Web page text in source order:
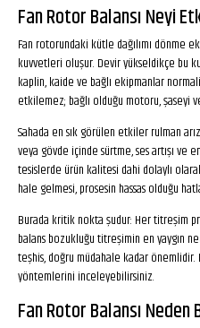
Fan Rotor Balansı Neyi
Fan rotorundaki kütle dağılımı dönme
kuvvetleri oluşur. Devir yükseldikçe bu
kaplin, kaide ve bağlı ekipmanlar
etkilemez; bağlı olduğu motoru,
Sahada en sık görülen etkiler rulman
veya gövde içinde sürtme, ses artışı ve
tesislerde ürün kalitesi dahi dolaylı
hale gelmesi, prosesin hassas olduğu
Burada kritik nokta şudur: Her titreşim
balans bozukluğu titreşimin en yaygın
teşhis, doğru müdahale kadar önemlidir.
yöntemlerini inceleyebilirsiniz.
Fan Rotor Balansı Neden